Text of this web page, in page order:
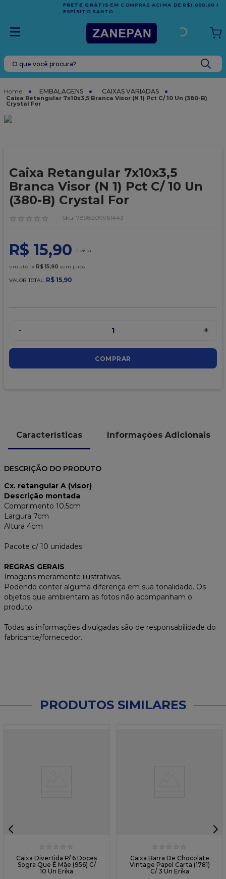
FRETE GRÁTISEM COMPRAS ACIMA DE R$1.000,00 PARA O
ESPÍRITO SANTO
O que você procura?
EMBALAGENS CAIXAS VARIADAS
Caixa Retangular 7x10x3,5 Branca Visor (N 1) Pct C/ 10 Un (380-B)
Crystal For
Caixa Retangular 7x10x3,5
Branca Visor (N 1) Pct C/ 10 Un
(380-B) Crystal For
☆ ☆ ☆ ☆ ☆ : 7898209961443
R$ 15,90
em até 1x R$ 15,90 sem juros
VALOR TOTAL: R$ 15,90
- 1 +
COMPRAR
Características Informações Adicionais
DESCRIÇÃO DO PRODUTO
Cx. retangular A (visor)
Descrição montada
Comprimento 10,5cm
Largura 7cm
Altura 4cm
Pacote c/ 10 unidades
REGRAS GERAIS
Imagens meramente ilustrativas.
Podendo conter alguma diferença em sua tonalidade. Os
objetos que ambientam as fotos não acompanham o
produto.
Todas as informações divulgadas são de responsabilidade do
fabricante/fornecedor.
PRODUTOS SIMILARES
☆ ☆ ☆ ☆ ☆
Caixa Divertida P/ 6 Doces
Sogra Que É Mãe (956) C/
10 Un Erika
☆ ☆ ☆ ☆ ☆
Caixa Barra De Chocolate
Vintage Papel Carta (1781)
C/ 3 Un Erika
TERMOS MAIS BUSCADOS
caixa
2º
leite condensado
6º
sacola
7º
vabene
10º chocolate